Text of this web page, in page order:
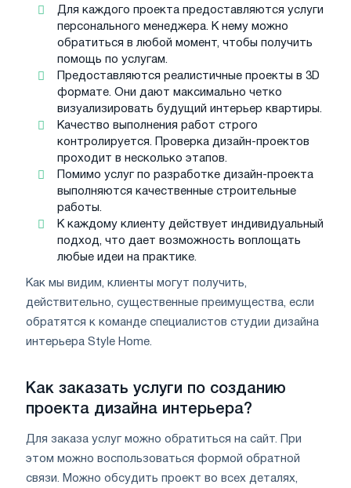
Для каждого проекта предоставляются услуги
персонального менеджера. К нему можно
обратиться в любой момент, чтобы получить
помощь по услугам.
Предоставляются реалистичные проекты в 3D
формате. Они дают максимально четко
визуализировать будущий интерьер квартиры.
Качество выполнения работ строго
контролируется. Проверка дизайн-проектов
проходит в несколько этапов.
Помимо услуг по разработке дизайн-проекта
выполняются качественные строительные
работы.
К каждому клиенту действует индивидуальный
подход, что дает возможность воплощать
любые идеи на практике.
Как мы видим, клиенты могут получить,
действительно, существенные преимущества, если
обратятся к команде специалистов студии дизайна
интерьера Style Home.
Как заказать услуги по созданию
проекта дизайна интерьера?
Для заказа услуг можно обратиться на сайт. При
этом можно воспользоваться формой обратной
связи. Можно обсудить проект во всех деталях,